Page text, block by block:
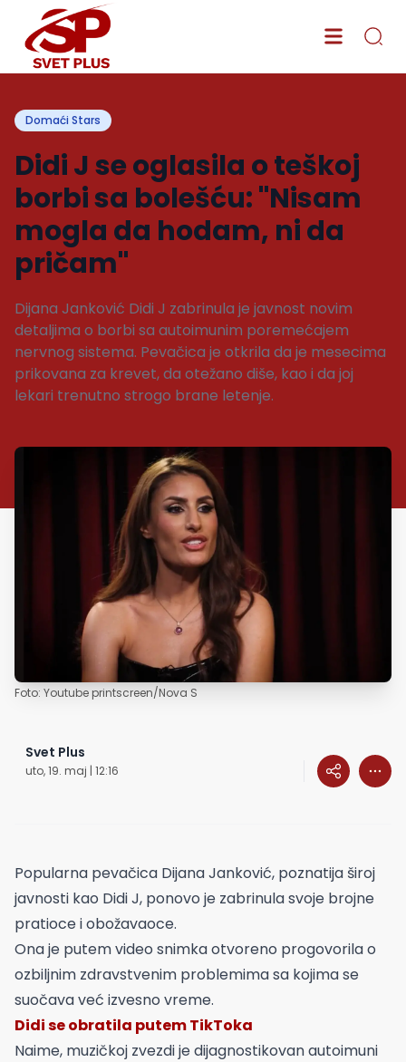
Domaći Stars
Didi J se oglasila o teškoj
borbi sa bolešću: "Nisam
mogla da hodam, ni da
pričam"
Dijana Janković Didi J zabrinula je javnost novim
detaljima o borbi sa autoimunim poremećajem
nervnog sistema. Pevačica je otkrila da je mesecima
prikovana za krevet, da otežano diše, kao i da joj
lekari trenutno strogo brane letenje.
Foto: Youtube printscreen/Nova S
Svet Plus
uto, 19. maj | 12:16
Popularna pevačica Dijana Janković, poznatija široj
javnosti kao Didi J, ponovo je zabrinula svoje brojne
pratioce i obožavaoce.
Ona je putem video snimka otvoreno progovorila o
ozbiljnim zdravstvenim problemima sa kojima se
suočava već izvesno vreme.
Didi se obratila putem TikToka
Naime, muzičkoj zvezdi je dijagnostikovan autoimuni